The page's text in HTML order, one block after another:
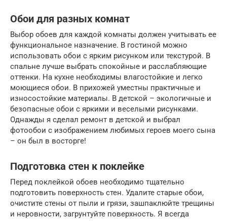
Обои для разных комнат
Выбор обоев для каждой комнаты должен учитывать ее
функциональное назначение. В гостиной можно
использовать обои с ярким рисунком или текстурой. В
спальне лучше выбрать спокойные и расслабляющие
оттенки. На кухне необходимы влагостойкие и легко
моющиеся обои. В прихожей уместны практичные и
износостойкие материалы. В детской – экологичные и
безопасные обои с яркими и веселыми рисунками.
Однажды я сделал ремонт в детской и выбрал
фотообои с изображением любимых героев моего сына
– он был в восторге!
Подготовка стен к поклейке
Перед поклейкой обоев необходимо тщательно
подготовить поверхность стен. Удалите старые обои,
очистите стены от пыли и грязи, зашпаклюйте трещины
и неровности, загрунтуйте поверхность. Я всегда